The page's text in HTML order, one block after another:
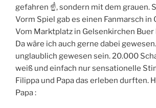
gefahren ☝, sondern mit dem grauen.
Vorm Spiel gab es einen Fanmarsch in
Vom Marktplatz in Gelsenkirchen Buer
Da wäre ich auch gerne dabei
unglaublich gewesen sein. 20.000
weiß und einfach nur sensationelle
Filippa und Papa das erleben durften.
Papa :